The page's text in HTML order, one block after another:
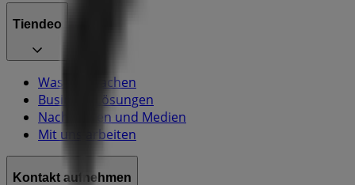
Tiendeo
Was wir machen
Business-Lösungen
Nachrichten und Medien
Mit uns arbeiten
Kontakt aufnehmen